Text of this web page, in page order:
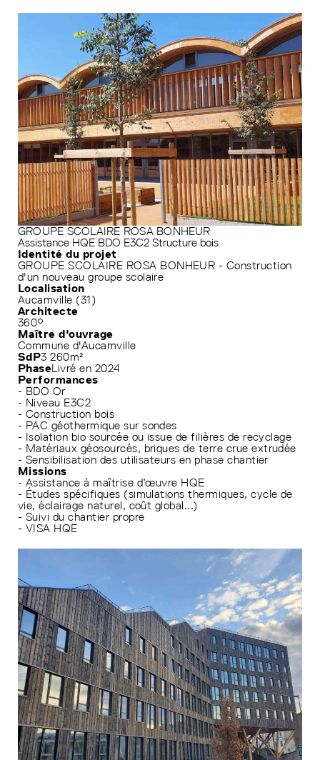
GROUPE SCOLAIRE ROSA BONHEUR
Assistance HQE BDO E3C2 Structure bois
Identité du projet
GROUPE SCOLAIRE ROSA BONHEUR - Construction
d'un nouveau groupe scolaire
Localisation
Aucamville (31)
Architecte
360°
Maître d'ouvrage
Commune d'Aucamville
SdP3 260m²
PhaseLivré en 2024
Performances
- BDO Or
- Niveau E3C2
- Construction bois
- PAC géothermique sur sondes
- Isolation bio sourcée ou issue de filières de recyclage
- Matériaux géosourcés, briques de terre crue extrudée
- Sensibilisation des utilisateurs en phase chantier
Missions
- Assistance à maîtrise d’œuvre HQE
- Études spécifiques (simulations thermiques, cycle de
vie, éclairage naturel, coût global...)
- Suivi du chantier propre
- VISA HQE